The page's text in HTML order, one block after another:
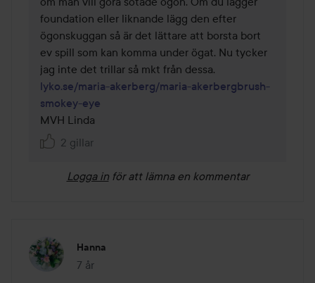
foundation eller liknande lägg den efter
ögonskuggan så är det lättare att borsta bort
ev spill som kan komma under ögat. Nu tycker
lyko.se/maria-akerberg/maria-akerbergbrush-
smokey-eye
2 gillar
Logga in för att lämna en kommentar
Hanna
7 år
Inlägget skapades 7 år